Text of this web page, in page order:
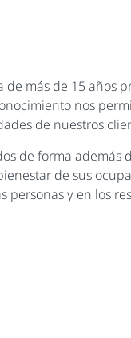
de más de 15 años
nos
de nuestros
de forma
de sus
personas y en los